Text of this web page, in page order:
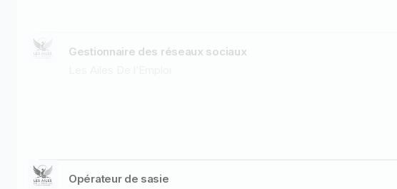
Gestionnaire des réseaux sociaux
Opérateur de sasie